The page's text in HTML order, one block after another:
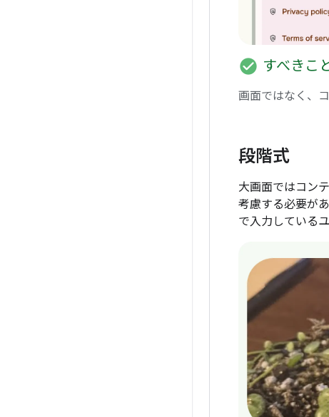
check_circle すべきこ
画面ではなく、
段階式
大画面ではコン
考慮する必要が
で入力している